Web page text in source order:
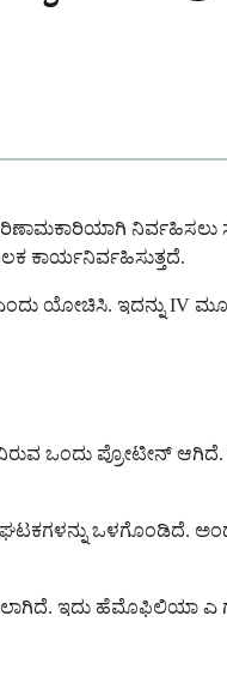
ಕಾರ್ಯನಿರ್ವಹಿಸುತ್ತದೆ.
ಯೋಚಿಸಿ. ಇದನ್ನು IV
ಒಂದು ಪ್ರೋಟೀನ್
ಘಟಕಗಳನ್ನು ಒಳಗೊಂಡಿದೆ.
ಇದು ಹೆಮೊಫಿಲಿಯಾ